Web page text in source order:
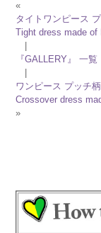
«
タイトワンピース
Tight dress made
『GALLERY』 一覧
ワンピース プッチ柄
Crossover dress
»